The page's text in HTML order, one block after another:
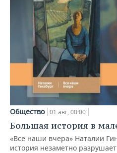
Общество 01 авг, 00:00
Большая история в
«Все наши вчера» Наталии
история незаметно